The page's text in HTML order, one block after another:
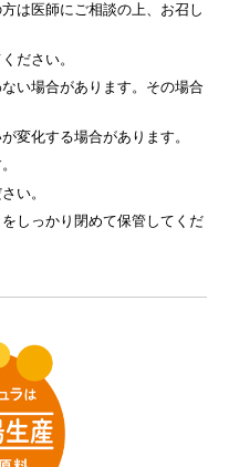
は医師にご相談の上、お召し
ださい。
い場合があります。その場合
変化する場合があります。
い。
しっかり閉めて保管してくだ